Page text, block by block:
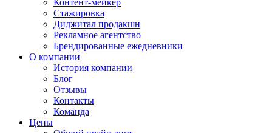
Контент-мейкер
Стажировка
Диджитал продакшн
Рекламное агентство
Брендированные ежедневники
О компании
История компании
Блог
Отзывы
Контакты
Команда
Цены